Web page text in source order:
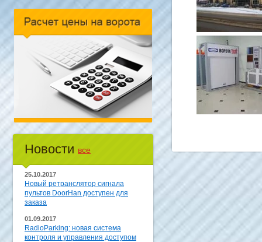
Новости все
25.10.2017
Новый ретранслятор сигнала
пультов DoorHan доступен для
заказа
01.09.2017
RadioParking: новая система
контроля и управления доступом